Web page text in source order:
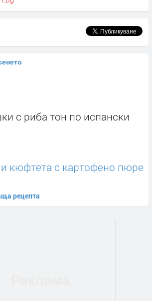
с риба тон по испански
кюфтета с картофено пюре
рецепта